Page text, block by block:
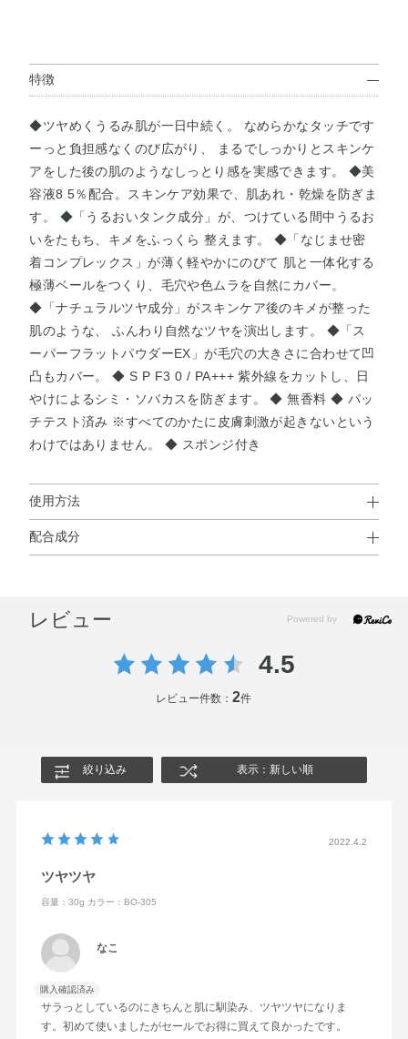
特徴
◆ツヤめくうるみ肌が一日中続く。 なめらかなタッチです
ーっと負担感なくのび広がり、 まるでしっかりとスキンケ
アをした後の肌のようなしっとり感を実感できます。 ◆美
容液8 5％配合。スキンケア効果で、肌あれ・乾燥を防ぎま
す。 ◆「うるおいタンク成分」が、つけている間中うるお
いをたもち、キメをふっくら 整えます。 ◆「なじませ密
着コンプレックス」が薄く軽やかにのびて 肌と一体化する
極薄ベールをつくり、毛穴や色ムラを自然にカバー。
◆「ナチュラルツヤ成分」がスキンケア後のキメが整った
肌のような、 ふんわり自然なツヤを演出します。 ◆「ス
ーパーフラットパウダーEX」が毛穴の大きさに合わせて凹
凸もカバー。 ◆ S P F3 0 / PA+++ 紫外線をカットし、日
やけによるシミ・ソバカスを防ぎます。 ◆ 無香料 ◆ パッ
チテスト済み ※すべてのかたに皮膚刺激が起きないという
わけではありません。 ◆ スポンジ付き
使用方法
使用方法
ジまたは手のひらに適量をとり、肌にムラなくのばしま
す。（ 小鼻・表情ジワの気になる部分などは、薄く仕上げ
配合成分
ソノナン酸イソトリデシル・ジカプリン酸PG・グリセリ
キシル・シロキクラゲエキス・セラミド2・トコフェロー
ル・ヒアルロン酸Na・水溶性コラーゲン・BHT・DPG・
ン／ポリグリセリン－3）クロスポリマー・（パルミチン
酸／エチルヘキサン酸）デキストリン・ステアリン酸イヌ
ルシルセスキオキサン・メタクリル酸メチルクロスポリマ
ー・メチコン・ラウリルPEG－9ポリジメチルシロキシエ
チルジメチコン・リンゴ酸ジイソステアリル・塩化Na・合
メチルパラベン・マイカ・酸化チタン・酸化鉄
レビュー
4.5
レビュー件数：2件
絞り込み 表示：新しい順
2022.4.2
ツヤツヤ
容量：30g カラー：BO-305
なこ
購入確認済み
サラっとしているのにきちんと肌に馴染み、ツヤツヤになりま
す。初めて使いましたがセールでお得に買えて良かったです。